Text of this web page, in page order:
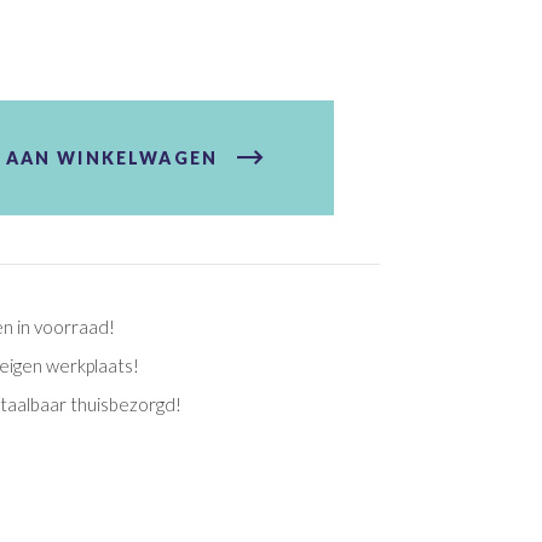
WINKELWAGEN
in voorraad!
werkplaats!
thuisbezorgd!